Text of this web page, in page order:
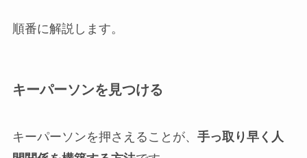
順番に解説します。
キーパーソンを見つける
キーパーソンを押さえることが、 手っ取り早く人